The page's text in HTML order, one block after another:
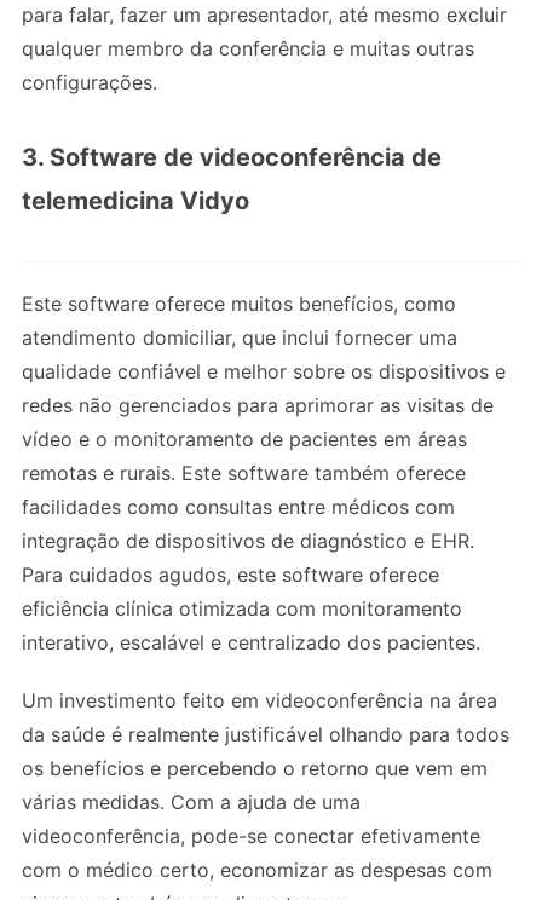
para falar, fazer um apresentador, até mesmo excluir
qualquer membro da conferência e muitas outras
configurações.
3. Software de videoconferência de
telemedicina Vidyo
Este software oferece muitos benefícios, como
atendimento domiciliar, que inclui fornecer uma
qualidade confiável e melhor sobre os dispositivos e
redes não gerenciados para aprimorar as visitas de
vídeo e o monitoramento de pacientes em áreas
remotas e rurais. Este software também oferece
facilidades como consultas entre médicos com
integração de dispositivos de diagnóstico e EHR.
Para cuidados agudos, este software oferece
eficiência clínica otimizada com monitoramento
interativo, escalável e centralizado dos pacientes.
Um investimento feito em videoconferência na área
da saúde é realmente justificável olhando para todos
os benefícios e percebendo o retorno que vem em
várias medidas. Com a ajuda de uma
videoconferência, pode-se conectar efetivamente
com o médico certo, economizar as despesas com